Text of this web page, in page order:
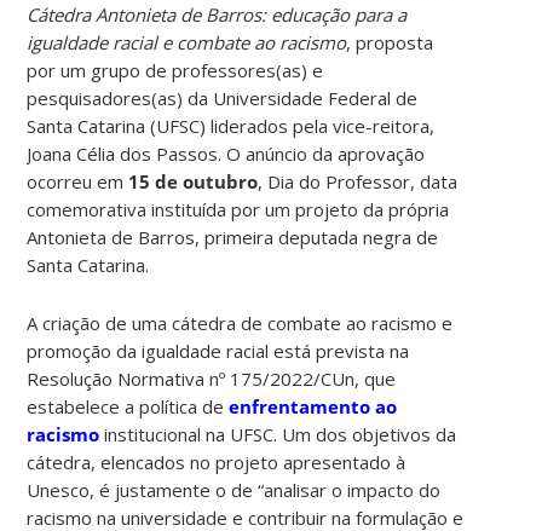
Cátedra Antonieta de Barros: educação para a
igualdade racial e combate ao racismo, proposta
por um grupo de professores(as) e
pesquisadores(as) da Universidade Federal de
Santa Catarina (UFSC) liderados pela vice-reitora,
Joana Célia dos Passos. O anúncio da aprovação
ocorreu em 15 de outubro, Dia do Professor, data
comemorativa instituída por um projeto da própria
Antonieta de Barros, primeira deputada negra de
Santa Catarina.
A criação de uma cátedra de combate ao racismo e
promoção da igualdade racial está prevista na
Resolução Normativa nº 175/2022/CUn, que
estabelece a política deenfrentamento ao
racismo institucional na UFSC. Um dos objetivos da
cátedra, elencados no projeto apresentado à
Unesco, é justamente o de “analisar o impacto do
racismo na universidade e contribuir na formulação e